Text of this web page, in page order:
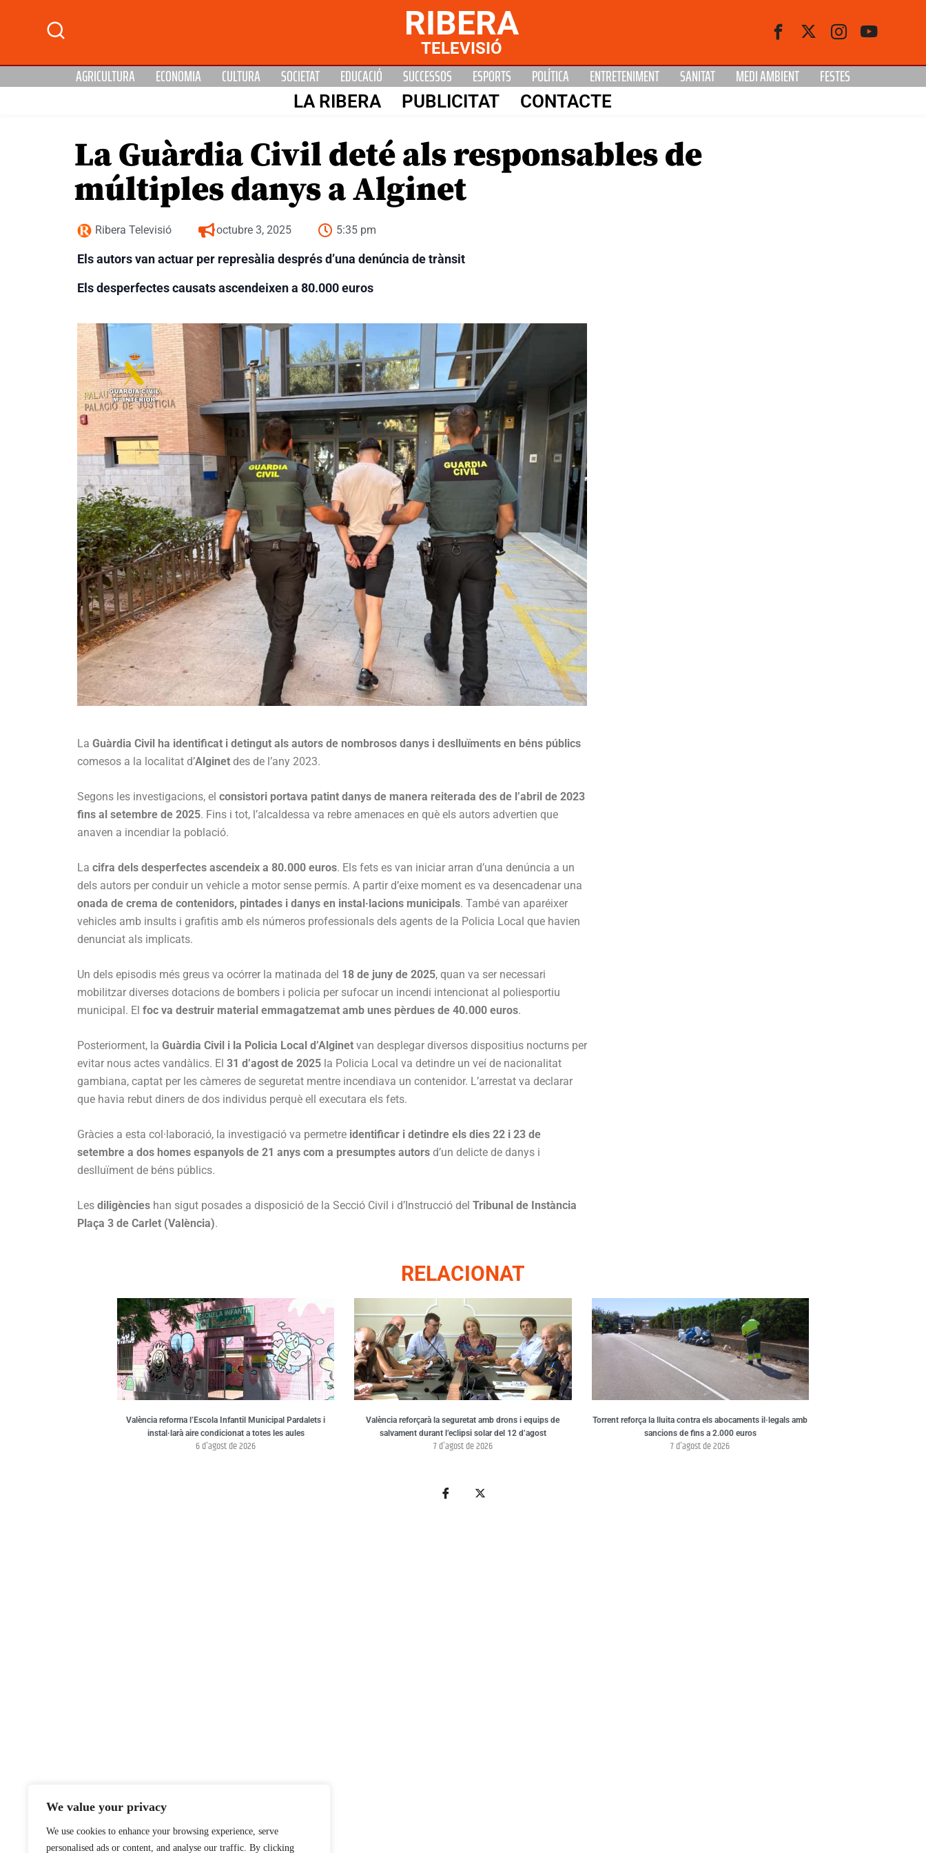
We value your privacy
We use cookies to enhance your browsing experience, serve
personalised ads or content, and analyse our traffic. By clicking
RIBERA
TELEVISIÓ
AGRICULTURA ECONOMIA CULTURA SOCIETAT EDUCACIÓ SUCCESSOS ESPORTS POLÍTICA ENTRETENIMENT SANITAT MEDI AMBIENT FESTES
LA RIBERA PUBLICITAT CONTACTE
La Guàrdia Civil deté als responsables de
múltiples danys a Alginet
Ribera Televisió octubre 3, 2025 5:35 pm
Els autors van actuar per represàlia després d’una denúncia de trànsit
Els desperfectes causats ascendeixen a 80.000 euros
La Guàrdia Civil ha identificat i detingut als autors de nombrosos danys i deslluïments en béns públics
comesos a la localitat d’Alginet des de l’any 2023.
Segons les investigacions, el consistori portava patint danys de manera reiterada des de l’abril de 2023
fins al setembre de 2025. Fins i tot, l’alcaldessa va rebre amenaces en què els autors advertien que
anaven a incendiar la població.
La cifra dels desperfectes ascendeix a 80.000 euros. Els fets es van iniciar arran d’una denúncia a un
dels autors per conduir un vehicle a motor sense permís. A partir d’eixe moment es va desencadenar una
onada de crema de contenidors, pintades i danys en instal·lacions municipals. També van aparéixer
vehicles amb insults i grafitis amb els números professionals dels agents de la Policia Local que havien
denunciat als implicats.
Un dels episodis més greus va ocórrer la matinada del 18 de juny de 2025, quan va ser necessari
mobilitzar diverses dotacions de bombers i policia per sufocar un incendi intencionat al poliesportiu
municipal. El foc va destruir material emmagatzemat amb unes pèrdues de 40.000 euros.
Posteriorment, la Guàrdia Civil i la Policia Local d’Alginet van desplegar diversos dispositius nocturns per
evitar nous actes vandàlics. El 31 d’agost de 2025 la Policia Local va detindre un veí de nacionalitat
gambiana, captat per les càmeres de seguretat mentre incendiava un contenidor. L’arrestat va declarar
que havia rebut diners de dos individus perquè ell executara els fets.
Gràcies a esta col·laboració, la investigació va permetre identificar i detindre els dies 22 i 23 de
setembre a dos homes espanyols de 21 anys com a presumptes autors d’un delicte de danys i
deslluïment de béns públics.
Les diligències han sigut posades a disposició de la Secció Civil i d’Instrucció del Tribunal de Instància
Plaça 3 de Carlet (València).
RELACIONAT
València reforma l’Escola Infantil Municipal Pardalets i
instal·larà aire condicionat a totes les aules
6 d'agost de 2026
València reforçarà la seguretat amb drons i equips de
salvament durant l’eclipsi solar del 12 d’agost
7 d'agost de 2026
Torrent reforça la lluita contra els abocaments il·legals amb
sancions de fins a 2.000 euros
7 d'agost de 2026